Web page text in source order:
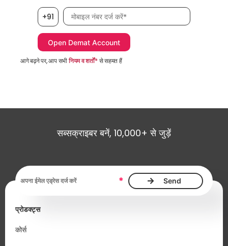
+91 मोबाइल नंबर आवश्यक है
आगे बढ़ने पर, आप सभीनियम व शर्तों*से सहमत हैं
सब्सक्राइबर बनें, 10,000+ से जुड़ें
ईमेल एड्रेस आवश्यक है *
प्रोडक्ट्स
कोर्स